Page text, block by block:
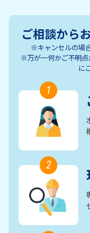
ご相談から
※キャンセルの場
※万が一何かご不明
に
1
2